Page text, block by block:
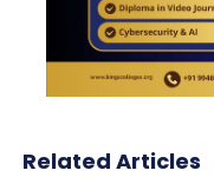
Related Articles